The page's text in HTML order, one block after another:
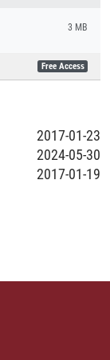
3 MB
Free Access
2017-01-23
2024-05-30
2017-01-19
der
welcher
Intelligence
Ausgehend
ein
worden,